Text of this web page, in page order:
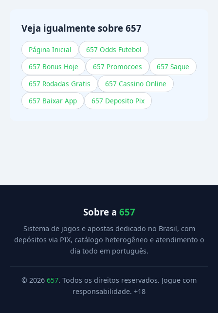
esses itens ou contate o atendimento.
Veja igualmente sobre 657
Página Inicial
657 Odds Futebol
657 Bonus Hoje
657 Promocoes
657 Saque
657 Rodadas Gratis
657 Cassino Online
657 Baixar App
657 Deposito Pix
Sobre a 657
Sistema de jogos e apostas dedicado no Brasil, com
depósitos via PIX, catálogo heterogêneo e atendimento o
dia todo em português.
© 2026 657. Todos os direitos reservados. Jogue com
responsabilidade. +18